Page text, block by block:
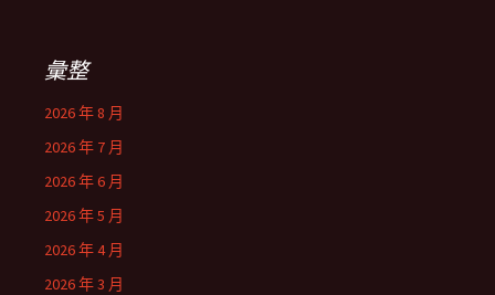
彙整
2026 年 8 月
2026 年 7 月
2026 年 6 月
2026 年 5 月
2026 年 4 月
2026 年 3 月